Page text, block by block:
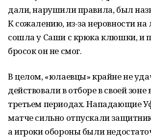
дали, нарушили правила, был
К сожалению, из-за неровности
сошла у Саши с крюка клюшки, и
бросок он не смог.
В целом, «юлаевцы» крайне не
действовали в отборе в своей зоне
третьем периодах. Нападающие
матче сильно отпускали
а игроки обороны были